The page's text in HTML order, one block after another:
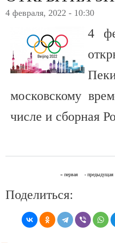
4 февраля, 2022 - 10:30
4
московскому
числе и сборная
« первая ‹ предыдущая
Поделиться: